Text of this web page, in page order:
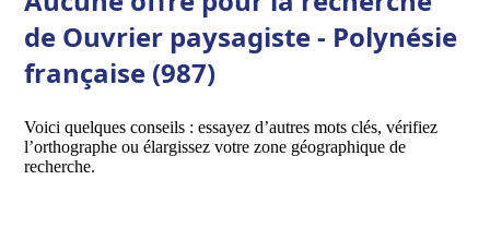
de Ouvrier paysagiste - Polynésie
française (987)
Voici quelques conseils : essayez d’autres mots clés, vérifiez
l’orthographe ou élargissez votre zone géographique de
recherche.